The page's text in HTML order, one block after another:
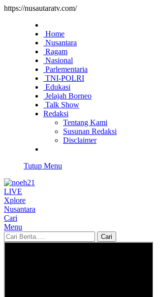
https://nusautaratv.com/
Home
Nusantara
Ragam
Nasional
Parlementaria
TNI-POLRI
Edukasi
Jelajah Borneo
Talk Show
Redaksi
Tentang Kami
Susunan Redaksi
Disclaimer
Tutup Menu
LIVE
Xplore
Nusantara
Cari
Menu
Cari